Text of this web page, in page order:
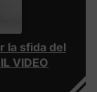
la sfida del
VIDEO